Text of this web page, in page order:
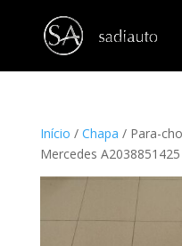
Início / Chapa / Para-
Mercedes A2038851425